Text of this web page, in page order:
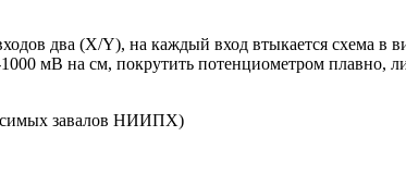
два (X/Y), на каждый вход втыкается схема в
мВ на см, покрутить потенциометром плавно,
завалов НИИПХ)